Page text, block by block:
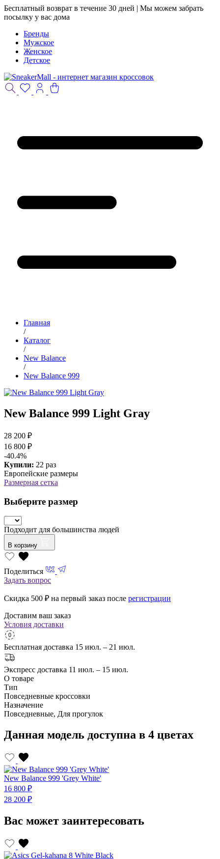
Бесплатный возврат в течение 30 дней | Мы можем забрать
посылку у вас дома
Бренды
Мужское
Женское
Детское
Главная
/
Каталог
/
New Balance
/
New Balance 999
New Balance 999 Light Gray
28 200 ₽
16 800 ₽
-40.4%
Купили: 22 раз
Европейские размеры
Размерная сетка
Выберите размер
Подходит для большинства людей
В корзину
Поделиться
Задать вопрос
Скидка 500 ₽ на первый заказ после регистрации
Доставим ваш заказ
Условия доставки
Бесплатная доставка 15 июл. – 21 июл.
Экспресс доставка 11 июл. – 15 июл.
О товаре
Тип
Повседневные кроссовки
Назначение
Повседневные, Для прогулок
Данная модель доступна в 4 цветах
New Balance 999 'Grey White'
16 800 ₽
28 200 ₽
Вас может заинтересовать